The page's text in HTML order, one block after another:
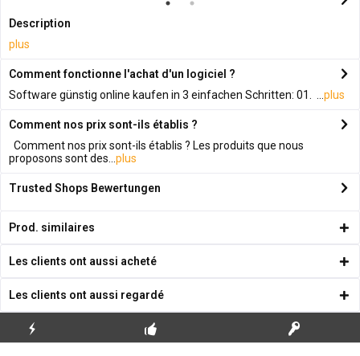
Description
plus
Comment fonctionne l'achat d'un logiciel ?
Software günstig online kaufen in 3 einfachen Schritten: 01. ... plus
Comment nos prix sont-ils établis ?
Comment nos prix sont-ils établis ? Les produits que nous
proposons sont des... plus
Trusted Shops Bewertungen
Prod. similaires
Les clients ont aussi acheté
Les clients ont aussi regardé